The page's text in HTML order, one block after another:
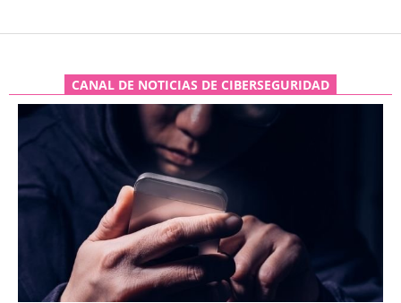
CANAL DE NOTICIAS DE CIBERSEGURIDAD